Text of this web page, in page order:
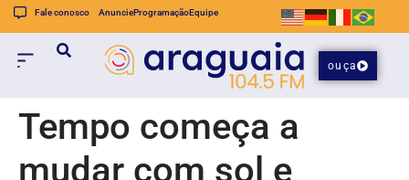
Fale conosco AnuncieProgramaçãoEquipe
ouça
Tempo começa a
mudar com sol e